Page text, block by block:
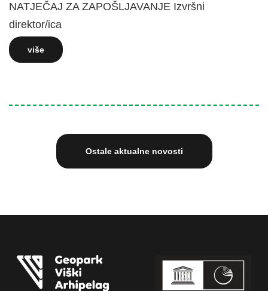
NATJEČAJ ZA ZAPOŠLJAVANJE Izvršni
direktor/ica
više
Ostale aktualne novosti